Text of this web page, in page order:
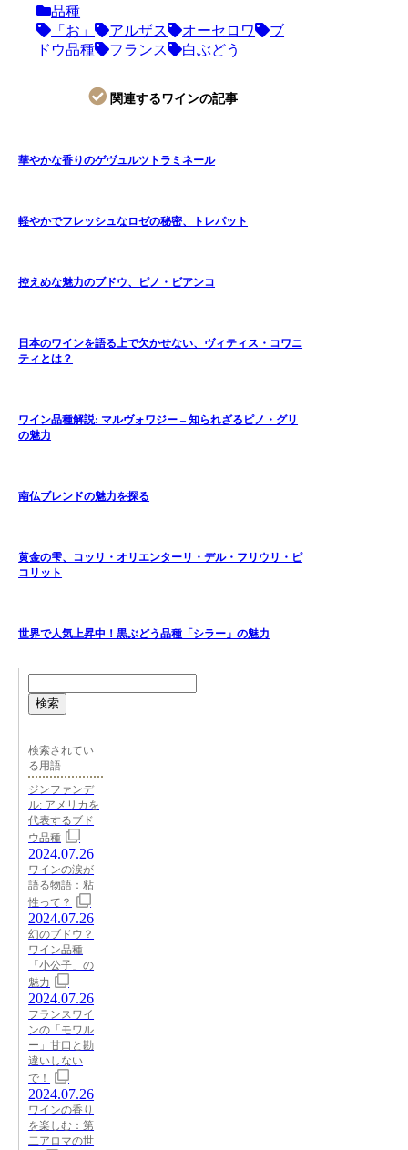
品種
「お」
アルザス オーセロワ
ブ
ドウ品種
フランス 白ぶどう
関連するワインの記事
華やかな香りのゲヴュルツトラミネール
軽やかでフレッシュなロゼの秘密、トレパット
控えめな魅力のブドウ、ピノ・ビアンコ
日本のワインを語る上で欠かせない、ヴィティス・コワニ
ティとは？
ワイン品種解説: マルヴォワジー – 知られざるピノ・グリ
の魅力
南仏ブレンドの魅力を探る
黄金の雫、コッリ・オリエンターリ・デル・フリウリ・ピ
コリット
世界で人気上昇中！黒ぶどう品種「シラー」の魅力
検索
検索されてい
る用語
ジンファンデ
ル: アメリカを
代表するブド
ウ品種
2024.07.26
ワインの涙が
語る物語：粘
性って？
2024.07.26
幻のブドウ？
ワイン品種
「小公子」の
魅力
2024.07.26
フランスワイ
ンの「モワル
ー」甘口と勘
違いしない
で！
2024.07.26
ワインの香り
を楽しむ：第
二アロマの世